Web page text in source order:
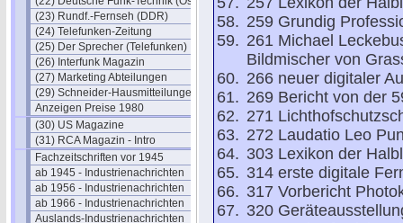
(23) Rundf.-Fernseh (DDR)
(24) Telefunken-Zeitung
(25) Der Sprecher (Telefunken)
(26) Interfunk Magazin
(27) Marketing Abteilungen
(29) Schneider-Hausmitteilungen
Anzeigen Preise 1980
(30) US Magazine
(31) RCA Magazin - Intro
Fachzeitschriften vor 1945
ab 1945 - Industrienachrichten
ab 1956 - Industrienachrichten
ab 1966 - Industrienachrichten
Auslands-Industrienachrichten
259 Grundig
261 Michael
Bildmischer von
266 neuer digitaler
269 Bericht von der
271
272 Laudatio Leo
303 Lexikon der
314 erste digitale
317 Vorbericht
320